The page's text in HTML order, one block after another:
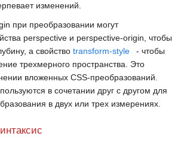
изменений.
при преобразовании могут
perspective и perspective-origin , чтобы
а свойство transform-style
- чтобы
трехмерного пространства. Это
вложенных CSS-преобразований
в сочетании друг с другом для
в двух или трех измерениях.